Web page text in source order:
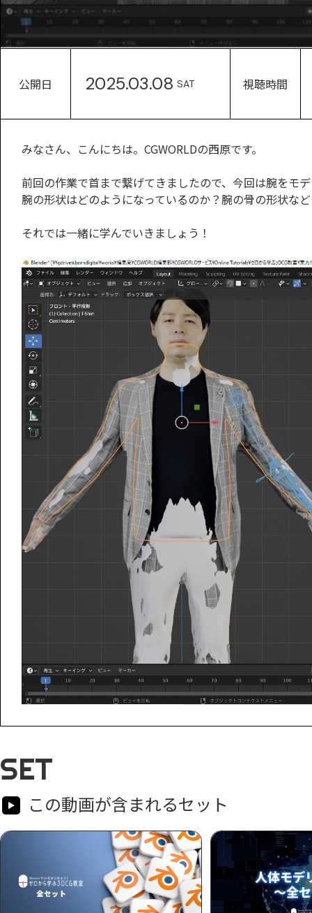
公開日 2025.03.08 SAT 視聴時間
みなさん、こんにちは。CGWORLDの西原です。
前回の作業で首まで繋げてきましたので、今回は腕をモ
腕の形状はどのようになっているのか？腕の骨の形状な
それでは一緒に学んでいきましょう！
SET
この動画が含まれるセット